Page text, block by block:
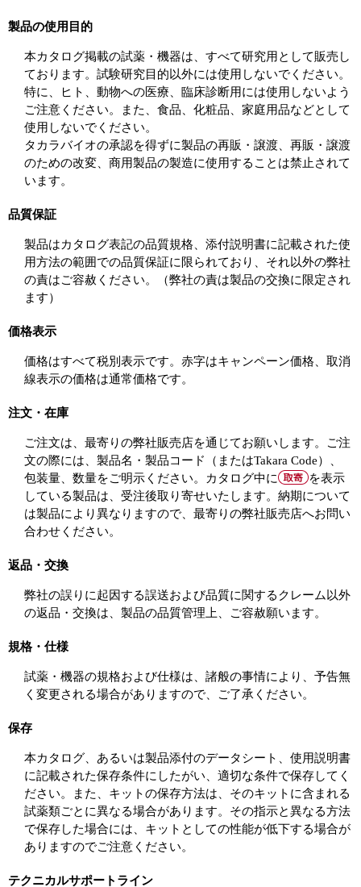
製品の使用目的
本カタログ掲載の試薬・機器は、すべて研究用として販売し
ております。試験研究目的以外には使用しないでください。
特に、ヒト、動物への医療、臨床診断用には使用しないよう
ご注意ください。また、食品、化粧品、家庭用品などとして
使用しないでください。
タカラバイオの承認を得ずに製品の再販・譲渡、再販・譲渡
のための改変、商用製品の製造に使用することは禁止されて
います。
品質保証
製品はカタログ表記の品質規格、添付説明書に記載された使
用方法の範囲での品質保証に限られており、それ以外の弊社
の責はご容赦ください。（弊社の責は製品の交換に限定され
ます）
価格表示
価格はすべて税別表示です。赤字はキャンペーン価格、取消
線表示の価格は通常価格です。
注文・在庫
ご注文は、最寄りの弊社販売店を通じてお願いします。ご注
文の際には、製品名・製品コード（またはTakara Code）、
包装量、数量をご明示ください。カタログ中に
を表示
している製品は、受注後取り寄せいたします。納期について
は製品により異なりますので、最寄りの弊社販売店へお問い
合わせください。
返品・交換
弊社の誤りに起因する誤送および品質に関するクレーム以外
の返品・交換は、製品の品質管理上、ご容赦願います。
規格・仕様
試薬・機器の規格および仕様は、諸般の事情により、予告無
く変更される場合がありますので、ご了承ください。
保存
本カタログ、あるいは製品添付のデータシート、使用説明書
に記載された保存条件にしたがい、適切な条件で保存してく
ださい。また、キットの保存方法は、そのキットに含まれる
試薬類ごとに異なる場合があります。その指示と異なる方法
で保存した場合には、キットとしての性能が低下する場合が
ありますのでご注意ください。
テクニカルサポートライン